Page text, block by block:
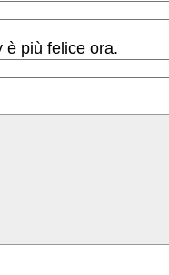
è più felice ora.